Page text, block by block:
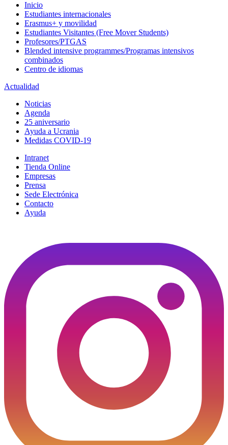
Inicio
Estudiantes internacionales
Erasmus+ y movilidad
Estudiantes Visitantes (Free Mover Students)
Profesores/PTGAS
Blended intensive programmes/Programas intensivos
combinados
Centro de idiomas
Actualidad
Noticias
Agenda
25 aniversario
Ayuda a Ucrania
Medidas COVID-19
Intranet
Tienda Online
Empresas
Prensa
Sede Electrónica
Contacto
Ayuda